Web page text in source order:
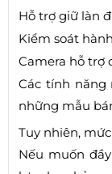
Hỗ trợ giữ làn
Kiểm soát
Camera hỗ trợ
Các tính năng
những mẫu
Tuy nhiên,
Nếu muốn